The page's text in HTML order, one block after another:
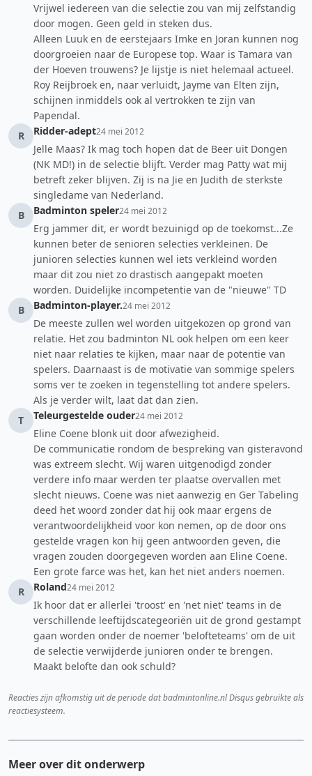
Vrijwel iedereen van die selectie zou van mij zelfstandig
door mogen. Geen geld in steken dus.
Alleen Luuk en de eerstejaars Imke en Joran kunnen nog
doorgroeien naar de Europese top. Waar is Tamara van
der Hoeven trouwens? Je lijstje is niet helemaal actueel.
Roy Reijbroek en, naar verluidt, Jayme van Elten zijn,
schijnen inmiddels ook al vertrokken te zijn van
Papendal.
R
Ridder-adept24 mei 2012
Jelle Maas? Ik mag toch hopen dat de Beer uit Dongen
(NK MD!) in de selectie blijft. Verder mag Patty wat mij
betreft zeker blijven. Zij is na Jie en Judith de sterkste
singledame van Nederland.
B
Badminton speler24 mei 2012
Erg jammer dit, er wordt bezuinigd op de toekomst...Ze
kunnen beter de senioren selecties verkleinen. De
junioren selecties kunnen wel iets verkleind worden
maar dit zou niet zo drastisch aangepakt moeten
worden. Duidelijke incompetentie van de "nieuwe" TD
B
Badminton-player.24 mei 2012
De meeste zullen wel worden uitgekozen op grond van
relatie. Het zou badminton NL ook helpen om een keer
niet naar relaties te kijken, maar naar de potentie van
spelers. Daarnaast is de motivatie van sommige spelers
soms ver te zoeken in tegenstelling tot andere spelers.
Als je verder wilt, laat dat dan zien.
T
Teleurgestelde ouder24 mei 2012
Eline Coene blonk uit door afwezigheid.
De communicatie rondom de bespreking van gisteravond
was extreem slecht. Wij waren uitgenodigd zonder
verdere info maar werden ter plaatse overvallen met
slecht nieuws. Coene was niet aanwezig en Ger Tabeling
deed het woord zonder dat hij ook maar ergens de
verantwoordelijkheid voor kon nemen, op de door ons
gestelde vragen kon hij geen antwoorden geven, die
vragen zouden doorgegeven worden aan Eline Coene.
Een grote farce was het, kan het niet anders noemen.
R
Roland24 mei 2012
Ik hoor dat er allerlei 'troost' en 'net niet' teams in de
verschillende leeftijdscategeoriën uit de grond gestampt
gaan worden onder de noemer 'belofteteams' om de uit
de selectie verwijderde junioren onder te brengen.
Maakt belofte dan ook schuld?
Reacties zijn afkomstig uit de periode dat badmintonline.nl Disqus gebruikte als
reactiesysteem.
Meer over dit onderwerp